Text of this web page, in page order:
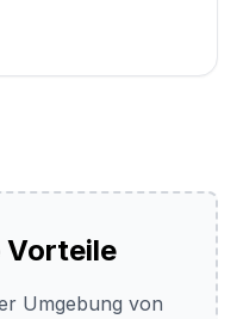
Vorteile
Umgebung von